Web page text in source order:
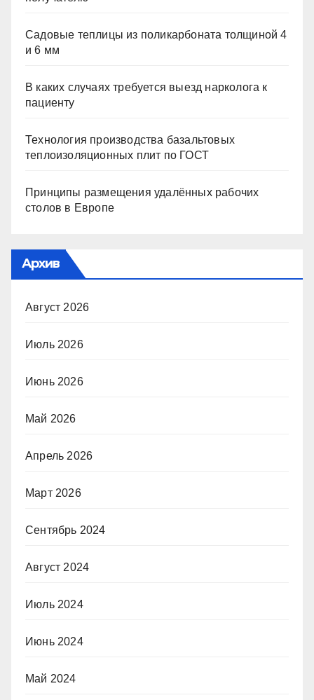
Садовые теплицы из поликарбоната толщиной 4
и 6 мм
В каких случаях требуется выезд нарколога к
пациенту
Технология производства базальтовых
теплоизоляционных плит по ГОСТ
Принципы размещения удалённых рабочих
столов в Европе
Архив
Август 2026
Июль 2026
Июнь 2026
Май 2026
Апрель 2026
Март 2026
Сентябрь 2024
Август 2024
Июль 2024
Июнь 2024
Май 2024